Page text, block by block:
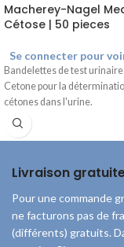
Macherey-Nagel
Cétose | 50 pieces
Se connecter pour
Bandelettes de test
Cetone pour la
cétones dans l'urine.
Livraison
Pour une commande
ne facturons pas de
(différents) gratuits.